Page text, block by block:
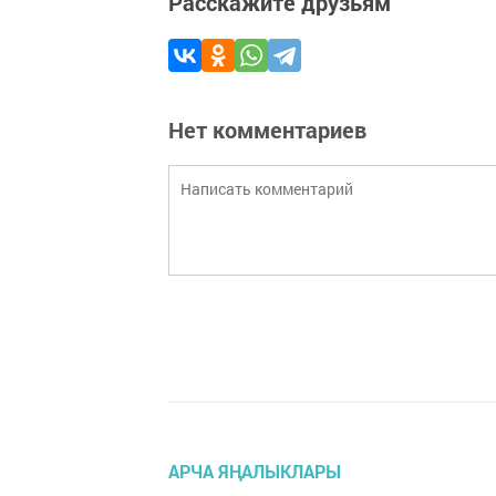
Нет комментариев
АРЧА ЯҢАЛЫКЛАРЫ